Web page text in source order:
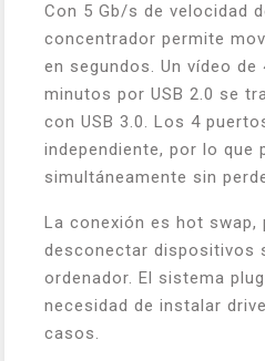
Con 5 Gb/s de velocidad
concentrador permite
en segundos. Un vídeo de
minutos por USB 2.0 se
con USB 3.0. Los 4
independiente, por lo que
simultáneamente sin
La conexión es hot swap,
desconectar dispositivos
ordenador. El sistema
necesidad de instalar
casos.